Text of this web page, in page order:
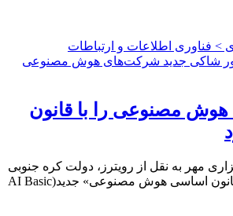
> فناوری اطلاعات و ارتباطات
هوش مصنوعی را با قانون
مهر به نقل از رویترز، دولت کره جنوبی
امیدوار است «قانون اساسی هوش مصنوعی» جدید(AI Basic